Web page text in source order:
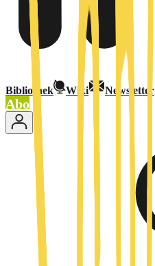
Bibliothek Wiki Newsletter
Abo